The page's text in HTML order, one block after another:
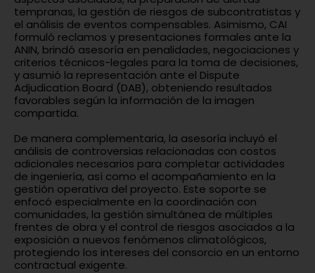
tempranas, la gestión de riesgos de subcontratistas y
el análisis de eventos compensables. Asimismo, CAI
formuló reclamos y presentaciones formales ante la
ANIN, brindó asesoría en penalidades, negociaciones y
criterios técnicos-legales para la toma de decisiones,
y asumió la representación ante el Dispute
Adjudication Board (DAB), obteniendo resultados
favorables según la información de la imagen
compartida.
De manera complementaria, la asesoría incluyó el
análisis de controversias relacionadas con costos
adicionales necesarios para completar actividades
de ingeniería, así como el acompañamiento en la
gestión operativa del proyecto. Este soporte se
enfocó especialmente en la coordinación con
comunidades, la gestión simultánea de múltiples
frentes de obra y el control de riesgos asociados a la
exposición a nuevos fenómenos climatológicos,
protegiendo los intereses del consorcio en un entorno
contractual exigente.